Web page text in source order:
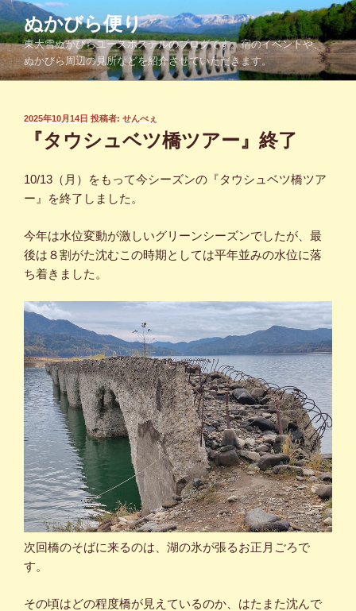
コ
ン
テ
ン
ツ
ぬかびら便り
東大雪ぬかびらユースホステルのブログです。宿のイベントや、
ぬかびら周辺の見所などを紹介させていただきます。
投
2025年10月14日 投稿者: せんべぇ
『タウシュベツ橋ツアー』終了
10/13（月）をもって今シーズンの『タウシュベツ橋ツア
ー』を終了しました。
今年は水位変動が激しいグリーンシーズンでしたが、最
後は８割がた沈むこの時期としては平年並みの水位に落
ち着きました。
次回橋のそばに来るのは、湖の氷が張るお正月ごろで
す。
その頃はどの程度橋が見えているのか、はたまた沈んで